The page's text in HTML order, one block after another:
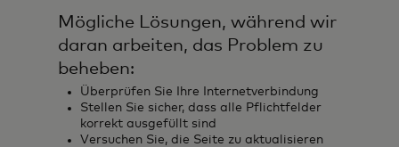
Mögliche Lösungen, während wir
daran arbeiten, das Problem zu
beheben:
Überprüfen Sie Ihre Internetverbindung
Stellen Sie sicher, dass alle Pflichtfelder
korrekt ausgefüllt sind
Versuchen Sie, die Seite zu aktualisieren